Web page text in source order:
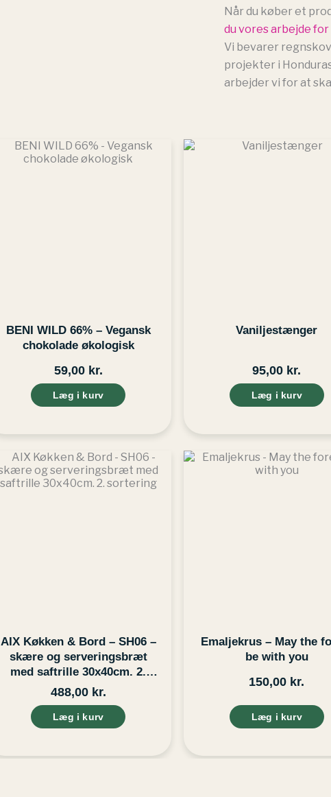
Når du køber et
du vores arbejde
Vi bevarer
projekter i
arbejder vi for at
BENI WILD 66% – Vegansk
chokolade økologisk
59,00 kr.
Læg i kurv
Vaniljestænger
95,00 kr.
Læg i kurv
AIX Køkken & Bord – SH06 –
skære og serveringsbræt
med saftrille 30x40cm. 2.
sortering
488,00 kr.
Læg i kurv
Emaljekrus – May the
be with you
150,00 kr.
Læg i kurv